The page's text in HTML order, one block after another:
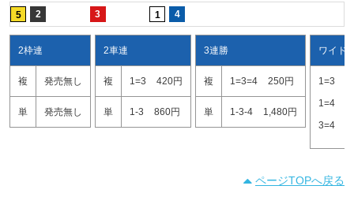
5 2 3 1 4
2枠連
複 発売無し
単 発売無し
2車連
複 1=3 420円
単 1-3 860円
3連勝
複 1=3=4 250円
単 1-3-4 1,480円
ワイド
1=3
1=4
3=4
ページTOPへ戻る